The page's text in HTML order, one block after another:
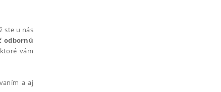
ste u nás
odbornú
vám
a aj